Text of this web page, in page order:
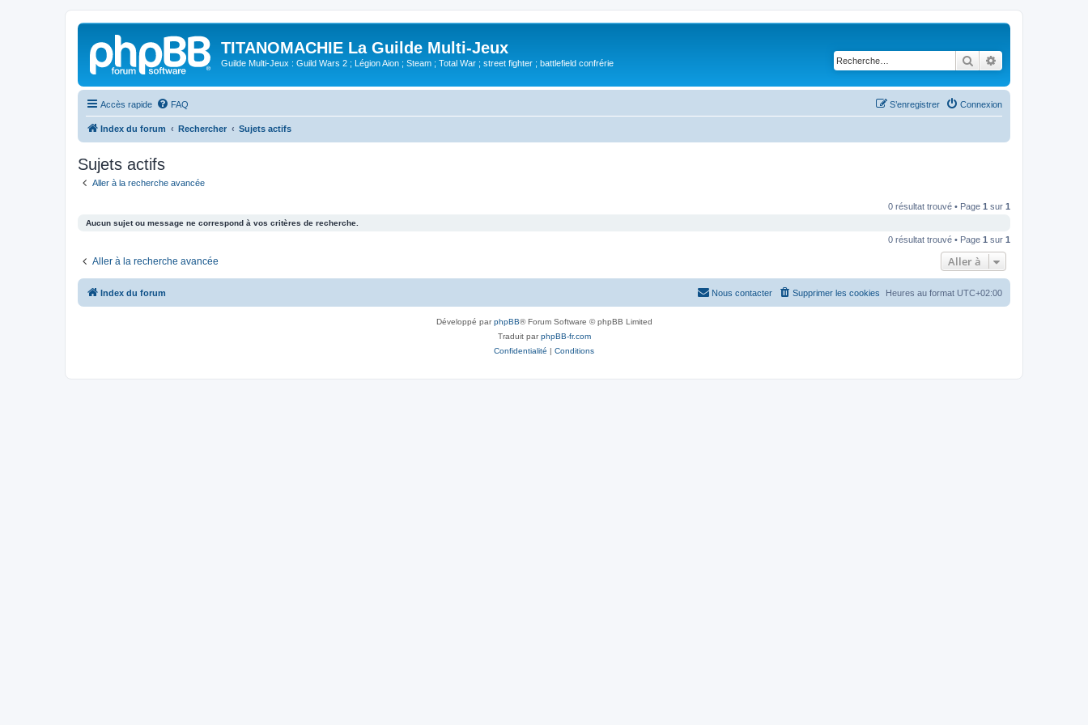
TITANOMACHIE La Guilde Multi-Jeux
Guilde Multi-Jeux : Guild Wars 2 ; Légion Aion ; Steam ; Total War ; street fighter ; battlefield confrérie Rechercher
Accès rapide FAQ Connexion
S’enregistrer
Index du forum Rechercher Sujets actifs
Sujets actifs
Aller à la recherche avancée
0 résultat trouvé • Page 1 sur 1
Aucun sujet ou message ne correspond à vos critères de recherche.
0 résultat trouvé • Page 1 sur 1
Aller à la recherche avancée Aller à
Index du forum Heures au format UTC+02:00
Supprimer les cookies
Nous contacter
Développé parphpBB® Forum Software © phpBB Limited
Traduit parphpBB-fr.com
Confidentialité | Conditions